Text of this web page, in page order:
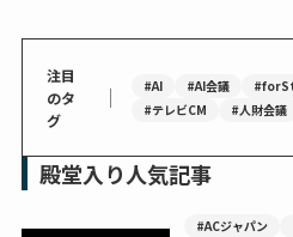
注目
のタ
グ
｜ #AI #AI会議
#テレビCM
#人財会議
殿堂入り人気記事
#ACジャパン